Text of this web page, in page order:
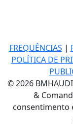
FREQUÊNCIAS |
POLÍTICA DE
© 2026
&
consentimento